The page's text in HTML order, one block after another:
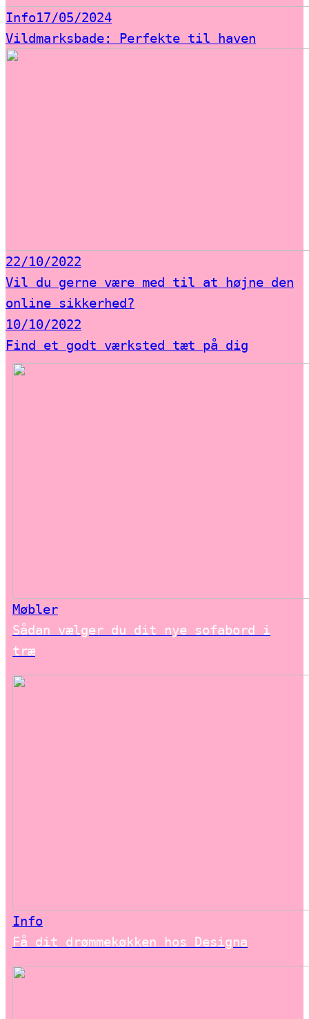
Info17/05/2024
Vildmarksbade: Perfekte til haven
22/10/2022
Vil du gerne være med til at højne den
online sikkerhed?
10/10/2022
Find et godt værksted tæt på dig
Møbler
Sådan vælger du dit nye sofabord i
træ
Info
Få dit drømmekøkken hos Designa